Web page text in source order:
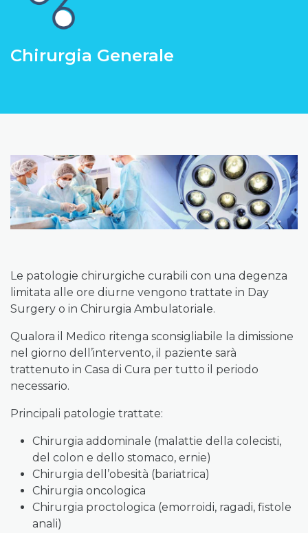
Chirurgia Generale
Le patologie chirurgiche curabili con una degenza
limitata alle ore diurne vengono trattate in Day
Surgery o in Chirurgia Ambulatoriale.
Qualora il Medico ritenga sconsigliabile la dimissione
nel giorno dell’intervento, il paziente sarà
trattenuto in Casa di Cura per tutto il periodo
necessario.
Principali patologie trattate:
Chirurgia addominale (malattie della colecisti,
del colon e dello stomaco, ernie)
Chirurgia dell’obesità (bariatrica)
Chirurgia oncologica
Chirurgia proctologica (emorroidi, ragadi, fistole
anali)